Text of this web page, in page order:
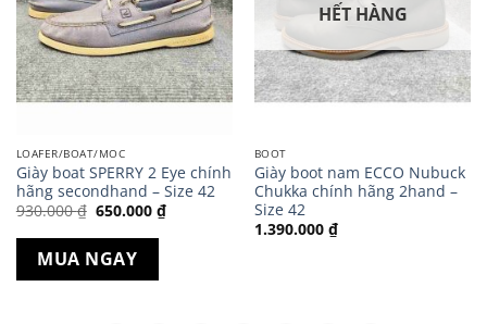
LOAFER/BOAT/MOC
Giày boat SPERRY 2 Eye chính
hãng secondhand – Size 42
930.000₫ Giá
gốc
là:
930.000 ₫.
650.000 ₫Giá
hiện
MUA NGAY
HẾT HÀNG
BOOT
Giày boot nam ECCO Nubuck
Chukka chính hãng 2hand –
Size 42
1.390.000 ₫